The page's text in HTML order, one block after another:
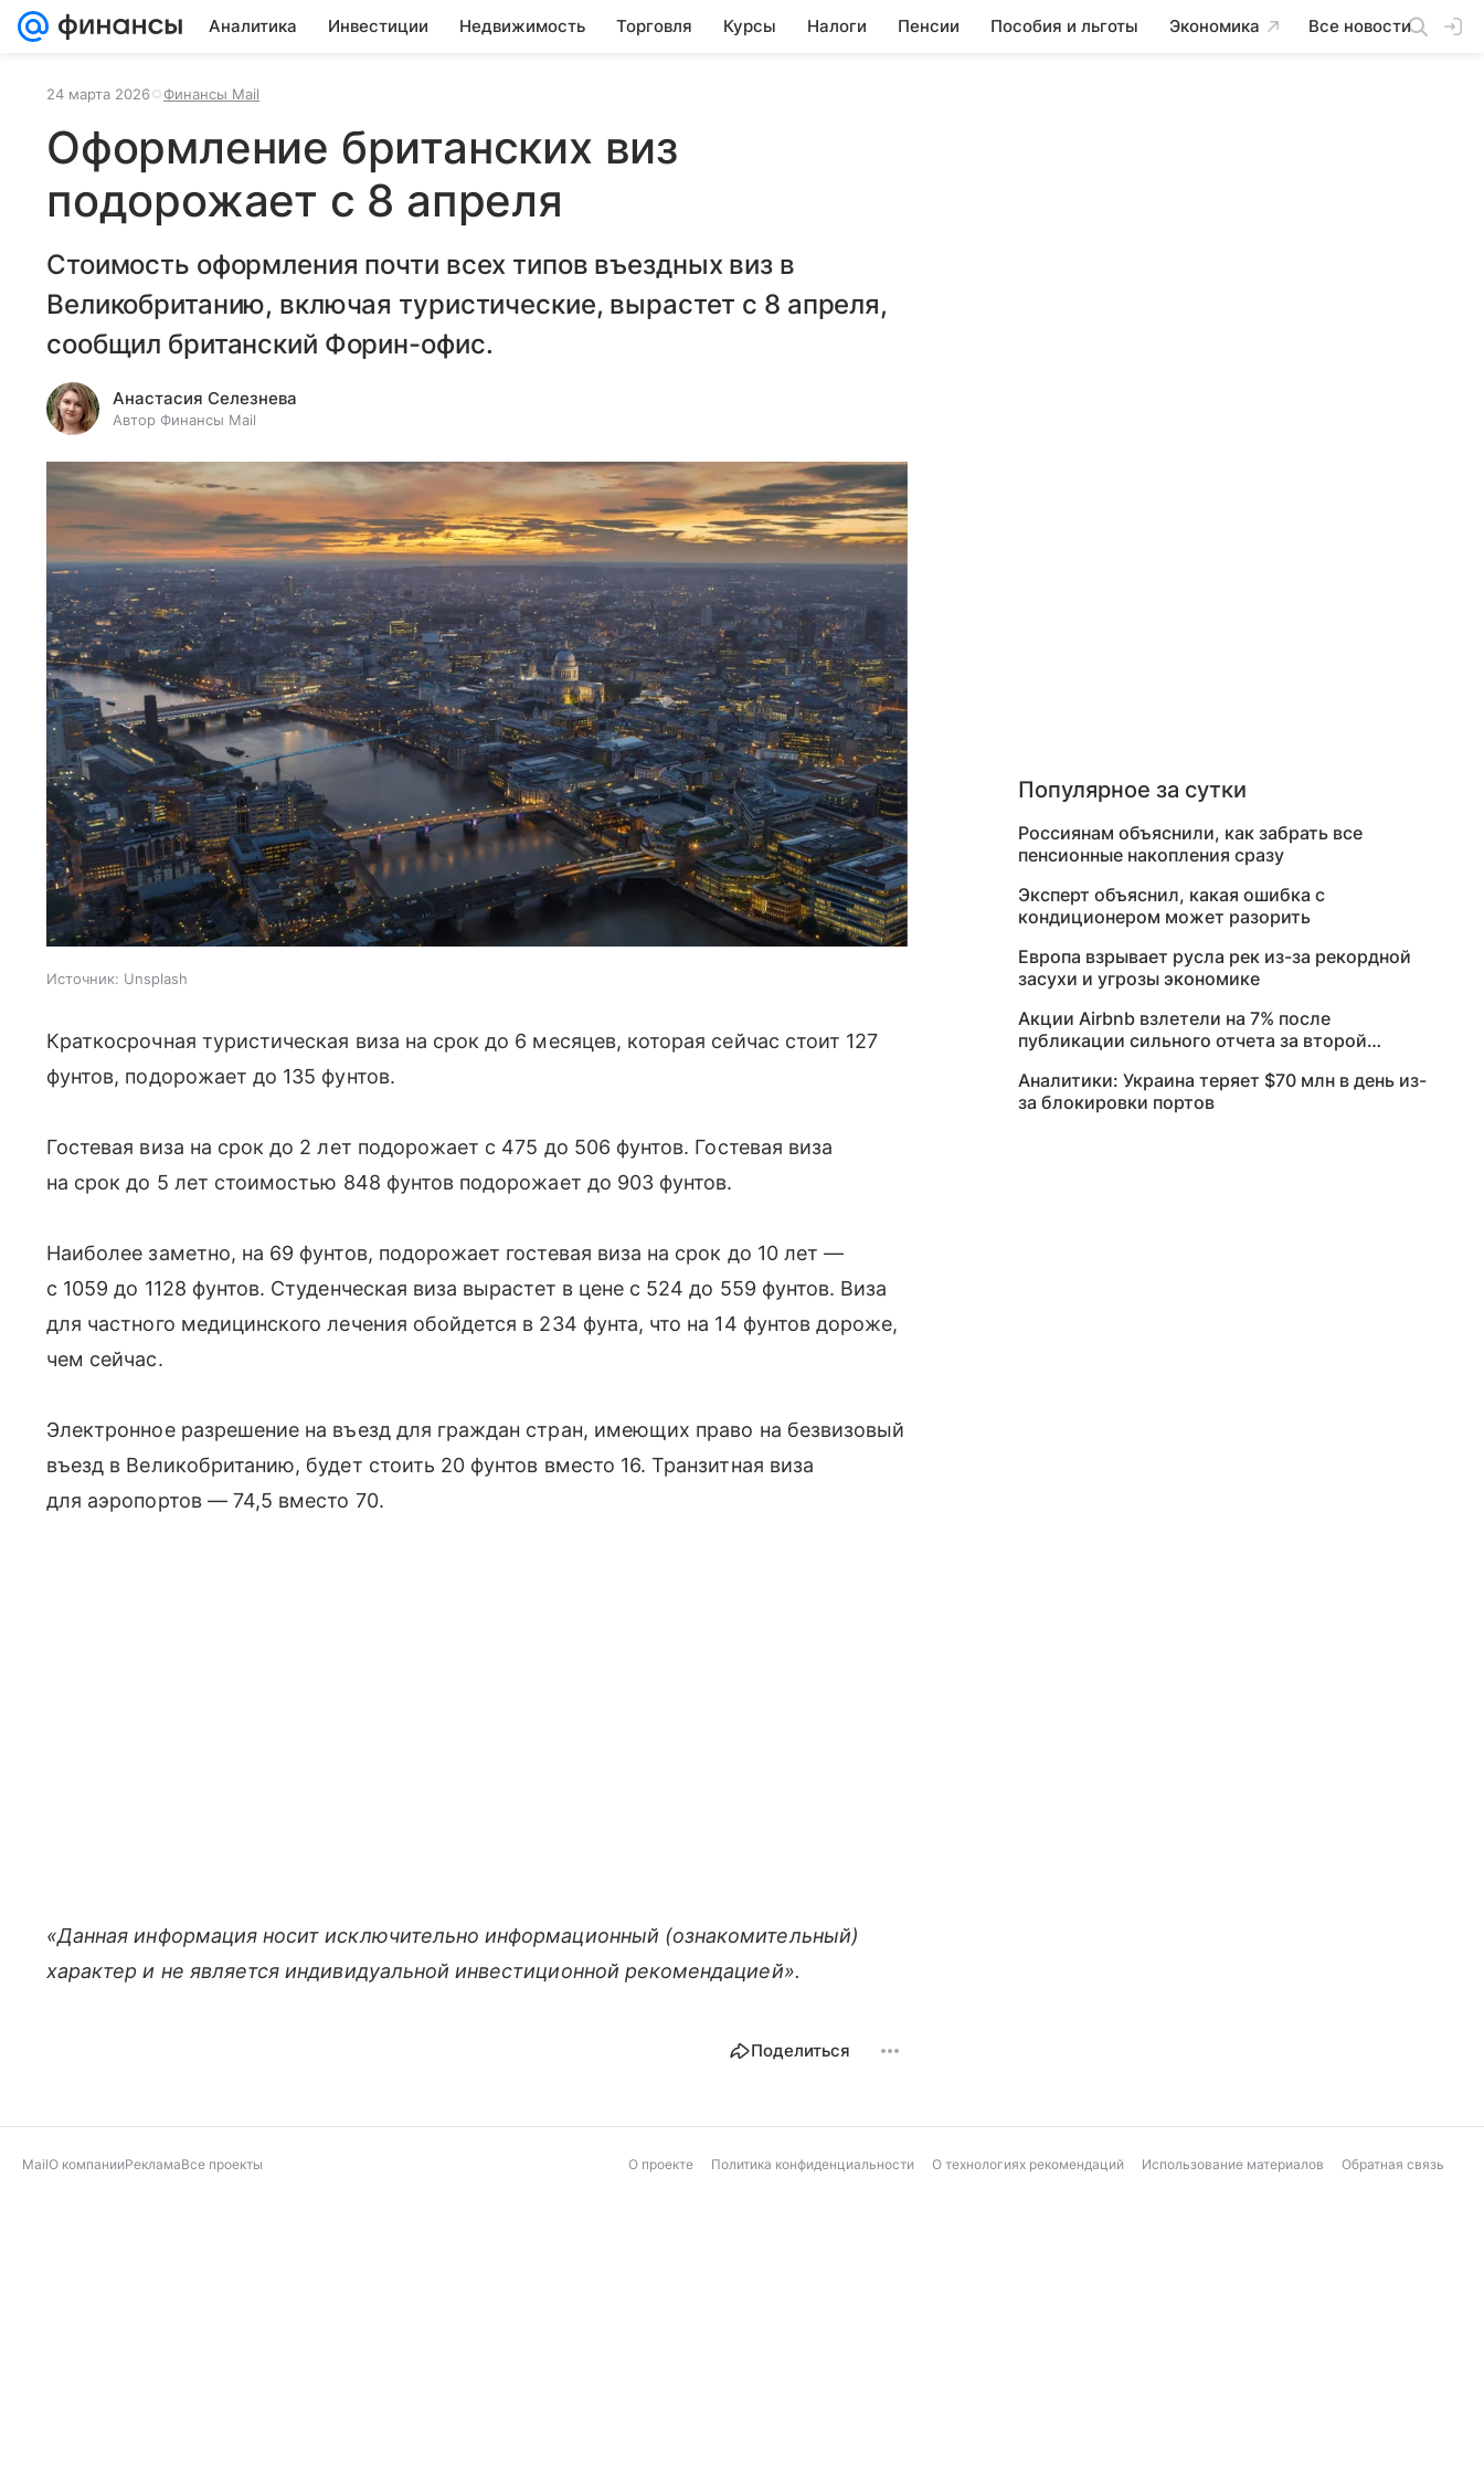
Аналитика Инвестиции Недвижимость Торговля Курсы Налоги Пенсии Пособия и льготы Экономика Все новости
24 марта 2026 Финансы Mail
Оформление британских виз
подорожает с 8 апреля
Стоимость оформления почти всех типов въездных виз в
Великобританию, включая туристические, вырастет с 8 апреля,
сообщил британский Форин-офис.
Анастасия Селезнева
Автор Финансы Mail
Источник: Unsplash
Краткосрочная туристическая виза на срок до 6 месяцев, которая сейчас стоит 127
фунтов, подорожает до 135 фунтов.
Гостевая виза на срок до 2 лет подорожает с 475 до 506 фунтов. Гостевая виза
на срок до 5 лет стоимостью 848 фунтов подорожает до 903 фунтов.
Наиболее заметно, на 69 фунтов, подорожает гостевая виза на срок до 10 лет —
с 1059 до 1128 фунтов. Студенческая виза вырастет в цене с 524 до 559 фунтов. Виза
для частного медицинского лечения обойдется в 234 фунта, что на 14 фунтов дороже,
чем сейчас.
Электронное разрешение на въезд для граждан стран, имеющих право на безвизовый
въезд в Великобританию, будет стоить 20 фунтов вместо 16. Транзитная виза
для аэропортов — 74,5 вместо 70.
«Данная информация носит исключительно информационный (ознакомительный)
характер и не является индивидуальной инвестиционной рекомендацией».
Поделиться
Популярное за сутки
Россиянам объяснили, как забрать все
пенсионные накопления сразу
Эксперт объяснил, какая ошибка с
кондиционером может разорить
Европа взрывает русла рек из-за рекордной
засухи и угрозы экономике
Акции Airbnb взлетели на 7% после
публикации сильного отчета за второй
Аналитики: Украина теряет $70 млн в день из-
за блокировки портов
MailО компанииРекламаВсе проекты О проекте Политика конфиденциальности О технологиях рекомендаций Использование материалов Обратная связь